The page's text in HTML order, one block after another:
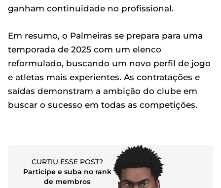
ganham continuidade no profissional.
Em resumo, o Palmeiras se prepara para uma
temporada de 2025 com um elenco
reformulado, buscando um novo perfil de jogo
e atletas mais experientes. As contratações e
saídas demonstram a ambição do clube em
buscar o sucesso em todas as competições.
CURTIU ESSE POST?
Participe e suba no rank
de membros